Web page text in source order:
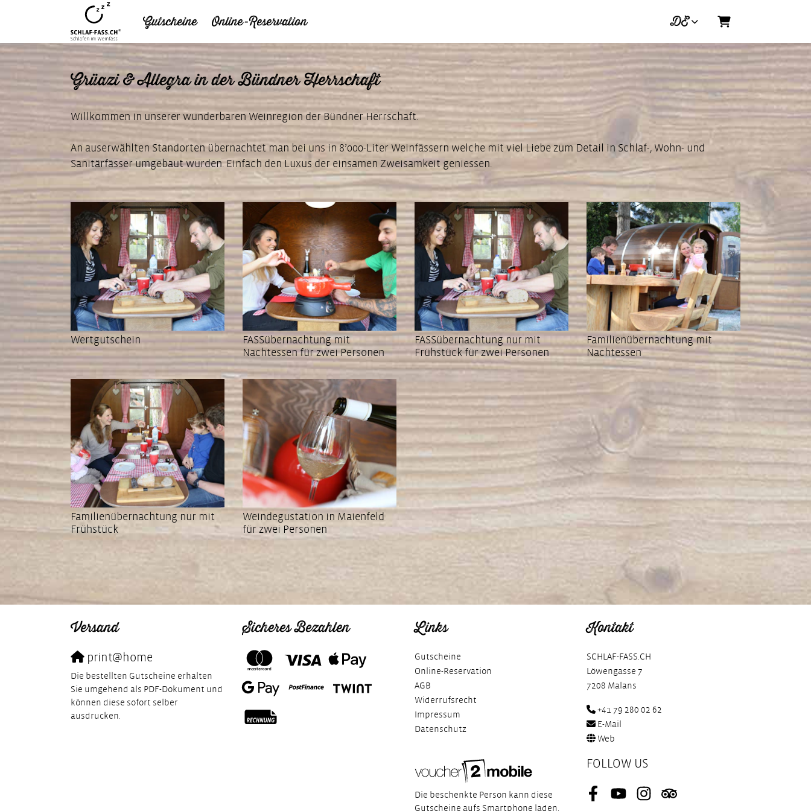
Gutscheine Online-Reservation DE Warenkorb
Grüazi & Allegra in der Bündner Herrschaft
Willkommen in unserer wunderbaren Weinregion der Bündner Herrschaft.
An auserwählten Standorten übernachtet man bei uns in 8’000-Liter Weinfässern welche mit viel Liebe zum Detail in Schlaf-, Wohn- und
Sanitärfässer umgebaut wurden. Einfach den Luxus der einsamen Zweisamkeit geniessen.
Wertgutschein
FASSübernachtung mit
Nachtessen für zwei Personen
FASSübernachtung nur mit
Frühstück für zwei Personen
Familienübernachtung mit
Nachtessen
Familienübernachtung nur mit
Frühstück
Weindegustation in Maienfeld
für zwei Personen
Versand
print@home
Die bestellten Gutscheine erhalten
Sie umgehend als PDF-Dokument und
können diese sofort selber
ausdrucken.
Sicheres Bezahlen Links
Gutscheine
Online-Reservation
AGB
Widerrufsrecht
Impressum
Datenschutz
Die beschenkte Person kann diese
Gutscheine aufs Smartphone laden.
Kontakt
SCHLAF-FASS.CH
Löwengasse 7
7208 Malans
+41 79 280 02 62
E-Mail
Web
FOLLOW US
FacebookYoutubeInstagramTripadvisor